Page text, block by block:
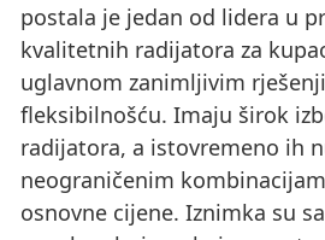
postala je jedan od lidera u
kvalitetnih radijatora za
uglavnom zanimljivim
fleksibilnošću. Imaju širok
radijatora, a istovremeno ih
neograničenim
osnovne cijene. Iznimka su